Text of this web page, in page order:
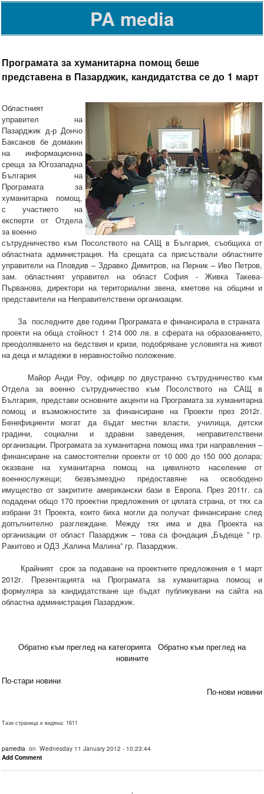
PA media
Програмата за хуманитарна помощ беше
представена в Пазарджик, кандидатства се до 1 март
Областният
управител на
Пазарджик д-р Дончо
Баксанов бе домакин
на информационна
среща за Югозападна
България на
Програмата за
хуманитарна помощ,
с участието на
експерти от Отдела
за военно
сътрудничество към Посолството на САЩ в България, съобщиха от
областната администрация. На срещата са присъствали областните
управители на Пловдив – Здравко Димитров, на Перник – Иво Петров,
зам. областният управител на област София - Живка Такева-
Първанова, директори на териториални звена, кметове на общини и
представители на Неправителствени организации.
За последните две години Програмата е финансирала в страната
проекти на обща стойност 1 214 000 лв. в сферата на образованието,
преодоляването на бедствия и кризи, подобряване условията на живот
на деца и младежи в неравностойно положение.
Майор Анди Роу, офицер по двустранно сътрудничество към
Отдела за военно сътрудничество към Посолството на САЩ в
България, представи основните акценти на Програмата за хуманитарна
помощ и възможностите за финансиране на Проекти през 2012г.
Бенефициенти могат да бъдат местни власти, училища, детски
градини, социални и здравни заведения, неправителствени
организации. Програмата за хуманитарна помощ има три направления –
финансиране на самостоятелни проекти от 10 000 до 150 000 долара;
оказване на хуманитарна помощ на цивилното население от
военнослужещи; безвъзмездно предоставяне на освободено
имущество от закритите американски бази в Европа. През 2011г. са
подадени общо 170 проектни предложения от цялата страна, от тях са
избрани 31 Проекта, които биха могли да получат финансиране след
допълнително разглеждане. Между тях има и два Проекта на
организации от област Пазарджик – това са фондация „Бъдеще ” гр.
Ракитово и ОДЗ „Калина Малина” гр. Пазарджик.
Крайният срок за подаване на проектните предложения е 1 март
2012г. Презентацията на Програмата за хуманитарна помощ и
формуляра за кандидатстване ще бъдат публикувани на сайта на
областна администрация Пазарджик.
Обратно към преглед на категорията
Обратно към преглед на
новините
По-стари новини
По-нови новини
Тази страница е видяна: 1611
pamedia on Wednesday 11 January 2012 - 10:23:44
Add Comment
.